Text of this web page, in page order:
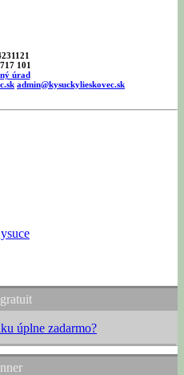
101
úrad
admin@kysuckylieskovec.sk